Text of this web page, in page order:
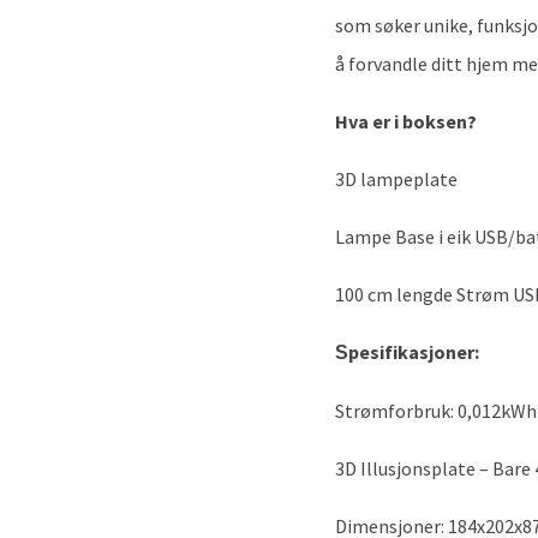
som søker unike,
å forvandle ditt hjem
Hva er i boksen?
3D lampeplate
Lampe Base i eik USB/
100 cm lengde Strøm
Spesifikasjoner:
Strømforbruk:
3D Illusjonsplate – Bare
Dimensjoner: